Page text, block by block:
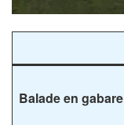
Balade en gabare